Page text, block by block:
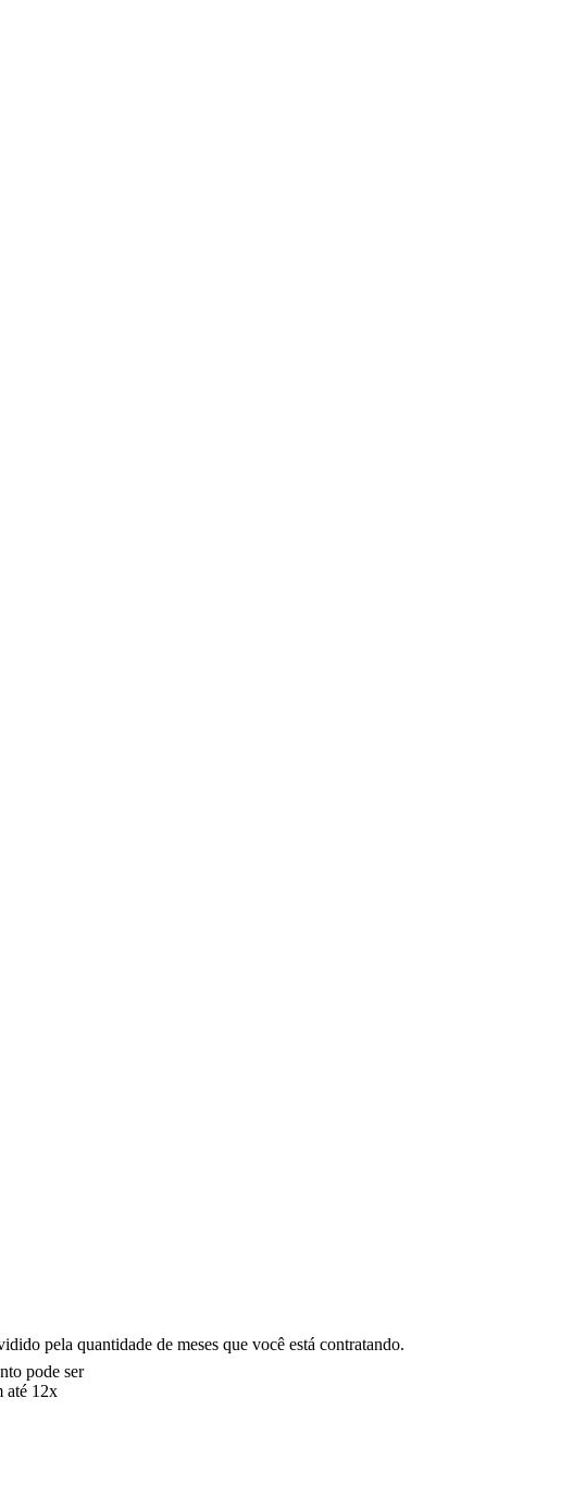
pela quantidade de meses que você está contratando.